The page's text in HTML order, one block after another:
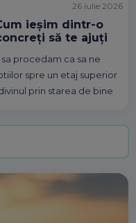
ieșim dintr-o
să te ajuți
procedam ca sa ne
spre un etaj superior
prin starea de bine
26 iulie 2026